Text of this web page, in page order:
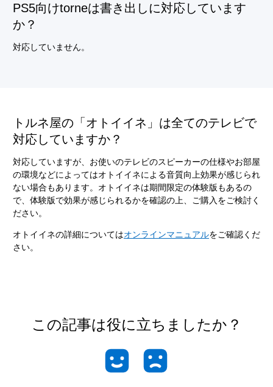
PS5向けtorneは書き出しに対応しています
か？
対応していません。
トルネ屋の「オトイイネ」は全てのテレビで
対応していますか？
対応していますが、お使いのテレビのスピーカーの仕様やお部屋
の環境などによってはオトイイネによる音質向上効果が感じられ
ない場合もあります。オトイイネは期間限定の体験版もあるの
で、体験版で効果が感じられるかを確認の上、ご購入をご検討く
ださい。
オトイイネの詳細についてはオンラインマニュアルをご確認くだ
さい。
この記事は役に立ちましたか？